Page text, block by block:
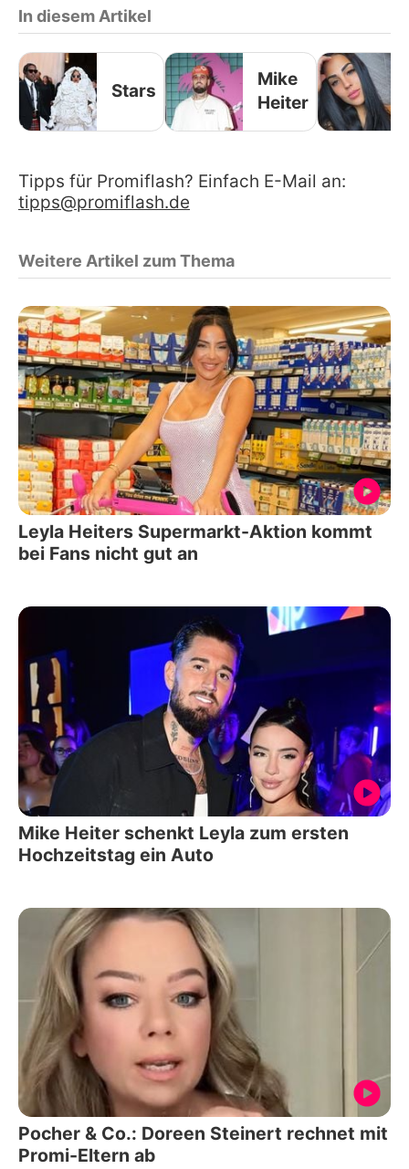
In diesem Artikel
Stars
Mike
Heiter
Tipps für Promiflash? Einfach E-Mail an:
tipps@promiflash.de
Weitere Artikel zum Thema
Leyla Heiters Supermarkt-Aktion kommt
bei Fans nicht gut an
Mike Heiter schenkt Leyla zum ersten
Hochzeitstag ein Auto
Pocher & Co.: Doreen Steinert rechnet mit
Promi-Eltern ab